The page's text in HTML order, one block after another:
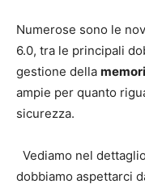
Numerose sono le
6.0, tra le principali
gestione della
ampie per quanto
sicurezza.
Vediamo nel
dobbiamo aspettarci